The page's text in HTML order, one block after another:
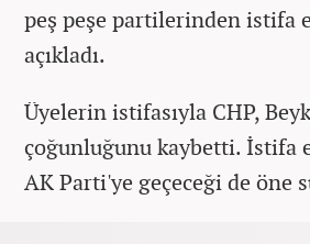
peş peşe partilerinden istifa
açıkladı.
Üyelerin istifasıyla CHP,
çoğunluğunu kaybetti. İstifa
AK Parti'ye geçeceği de öne